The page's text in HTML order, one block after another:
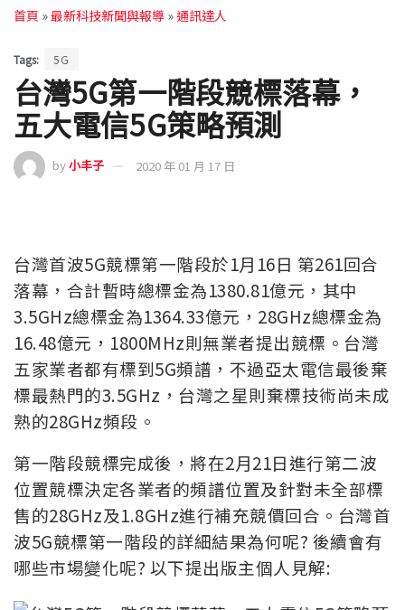
首頁 »最新科技新聞與報導 »通訊達人
Tags: 5G
台灣5G第一階段競標落幕，
五大電信5G策略預測
by小丰子 2020 年 01 月 17 日
台灣首波5G競標第一階段於1月16日 第261回合
落幕，合計暫時總標金為1380.81億元，其中
3.5GHz總標金為1364.33億元，28GHz總標金為
16.48億元，1800MHz則無業者提出競標。台灣
五家業者都有標到5G頻譜，不過亞太電信最後棄
標最熱門的3.5GHz，台灣之星則棄標技術尚未成
熟的28GHz頻段。
第一階段競標完成後，將在2月21日進行第二波
位置競標決定各業者的頻譜位置及針對未全部標
售的28GHz及1.8GHz進行補充競價回合。台灣首
波5G競標第一階段的詳細結果為何呢? 後續會有
哪些市場變化呢? 以下提出版主個人見解: